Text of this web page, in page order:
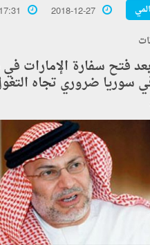
2018-12-27
17:31
فتح سفارة الإمارات
سوريا ضروري تجاه